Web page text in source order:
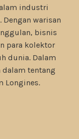
industri
warisan
bisnis
para kolektor
dunia. Dalam
tentang
Longines.